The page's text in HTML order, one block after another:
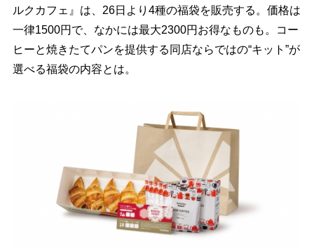
ルクカフェ』は、26日より4種の福袋を販売する。価格は
一律1500円で、なかには最大2300円お得なものも。コー
ヒーと焼きたてパンを提供する同店ならではの“キット”が
選べる福袋の内容とは。